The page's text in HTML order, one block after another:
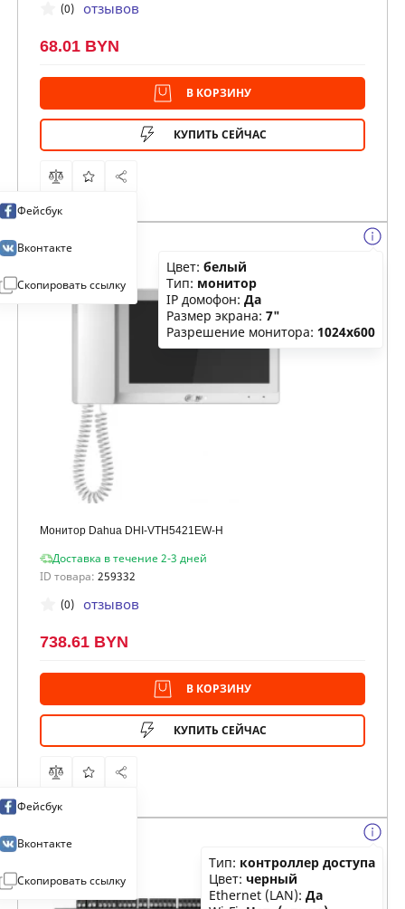
(0) отзывов
68.01 BYN
В КОРЗИНУ
КУПИТЬ СЕЙЧАС
Фейсбук
Вконтакте
Скопировать ссылку
Монитор Dahua DHI-VTH5421EW-H
Доставка в течение 2-3 дней
ID товара: 259332
Цвет: белый
Тип: монитор
IP домофон: Да
Размер экрана: 7"
Разрешение монитора: 1024х600
(0) отзывов
738.61 BYN
В КОРЗИНУ
КУПИТЬ СЕЙЧАС
Фейсбук
Вконтакте
Скопировать ссылку
Тип: контроллер доступа
Цвет: черный
Ethernet (LAN): Да